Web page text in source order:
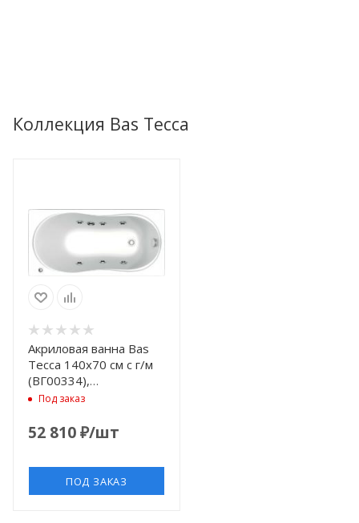
Коллекция Bas Тесса
Акриловая ванна Bas
Тесса 140x70 см с г/м
(ВГ00334),
гидромассажная
Под заказ
52 810₽/шт
ПОД ЗАКАЗ